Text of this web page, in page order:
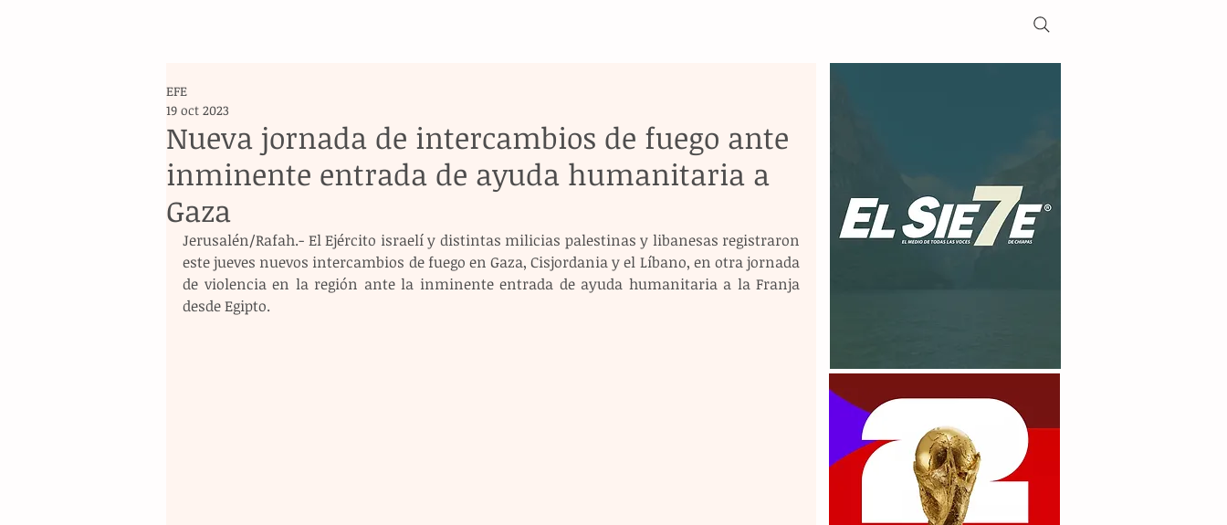
Nueva jornada de intercambios de fuego ante
inminente entrada de ayuda humanitaria a
Gaza
EFE
19 oct 2023
Jerusalén/Rafah.- El Ejército israelí y distintas milicias palestinas y libanesas registraron
este jueves nuevos intercambios de fuego en Gaza, Cisjordania y el Líbano, en otra jornada
de violencia en la región ante la inminente entrada de ayuda humanitaria a la Franja
desde Egipto.